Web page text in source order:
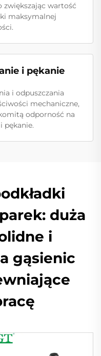
zwiększając wartość
maksymalnej
i pękanie
i odpuszczania
mechaniczne,
odporność na
pękanie.
duża
i
gąsienic